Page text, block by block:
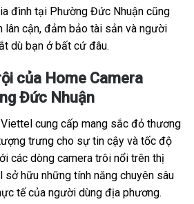
đình tại Phường Đức Nhuận cũng
lân cận, đảm bảo tài sản và người
dù bạn ở bất cứ đâu.
của Home Camera
Đức Nhuận
cung cấp mang sắc đỏ thương
trưng cho sự tin cậy và tốc độ
các dòng camera trôi nổi trên thị
sở hữu những tính năng chuyên sâu
tế của người dùng địa phương.